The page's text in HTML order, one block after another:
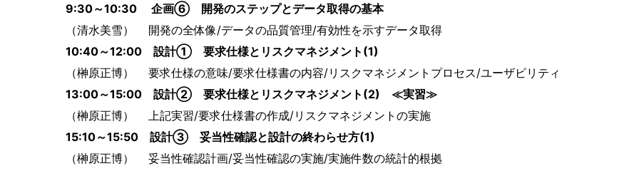
9:30～10:30 企画⑥ 開発のステップとデータ取得の基本
（清水美雪） 開発の全体像/データの品質管理/有効性を示すデータ取得
10:40～12:00 設計① 要求仕様とリスクマネジメント(1)
（榊原正博） 要求仕様の意味/要求仕様書の内容/リスクマネジメントプロセス/ユーザビリティ
13:00～15:00 設計② 要求仕様とリスクマネジメント(2) ≪実習≫
（榊原正博） 上記実習/要求仕様書の作成/リスクマネジメントの実施
15:10～15:50 設計③ 妥当性確認と設計の終わらせ方(1)
（榊原正博） 妥当性確認計画/妥当性確認の実施/実施件数の統計的根拠